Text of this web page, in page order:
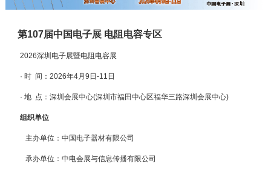
第107届中国电子展 电阻电容专区
2026深圳电子展暨电阻电容展
· 时 间：2026年4月9日-11日
· 地 点：深圳会展中心(深圳市福田中心区福华三路深圳会展中心)
组织单位
主办单位：中国电子器材有限公司
承办单位：中电会展与信息传播有限公司